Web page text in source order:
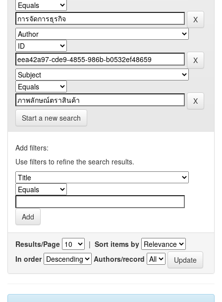
Start a new search
Add filters:
Use filters to refine the search results.
Results/Page | Sort items by
In order
Authors/record